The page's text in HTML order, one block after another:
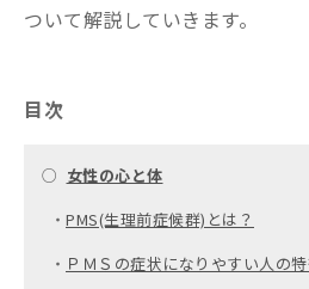
ついて解説していきます。
目次
○ 女性の心と体
・ PMS(生理前症候群)とは？
・ ＰＭＳの症状になりやすい人の